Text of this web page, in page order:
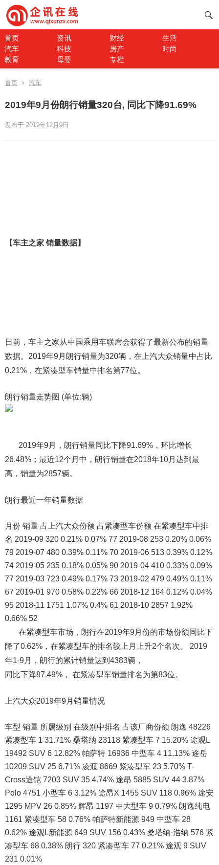
首页 资讯 财经
生活
汽车
科技 房产
时尚
教育
母婴 专栏
首页 汽车
2019年9月份朗行销量320台, 同比下降91.69%
发布于 2019年12月9日
【车主之家 销量数据】
日前，车主之家从中国乘用车联席会获得了最新公布的销量
数据。2019年9月朗行销量为320辆，在上汽大众销量中占比
0.21%，在紧凑型车销量中排名第77位。
朗行销量走势图 (单位:辆)
2019年9月，朗行销量同比下降91.69%，环比增长
26.48%；最近12个月中，朗行销量在2018年10月达到最
高，销量为2857辆。
朗行最近一年销量数据
月份 销量 占上汽大众份额 占紧凑型车份额 在紧凑型车中排
名 2019-09 320 0.21% 0.07% 77 2019-08 253 0.20% 0.06%
79 2019-07 480 0.39% 0.11% 70 2019-06 513 0.39% 0.12%
74 2019-05 235 0.18% 0.05% 90 2019-04 410 0.33% 0.09%
77 2019-03 723 0.49% 0.17% 73 2019-02 479 0.49% 0.11%
67 2019-01 970 0.58% 0.22% 66 2018-12 164 0.12% 0.04%
95 2018-11 1751 1.07% 0.4% 61 2018-10 2857 1.92%
0.66% 52
在紧凑型车市场，朗行在2019年9月份的市场份额同比下
降了0.62%，在紧凑型车的排名较上月上升2个名次。 2019
年1-9月，朗行的累计销量达到4383辆，
同比下降87.49%， 在紧凑型车销量排名为第83位。
上汽大众2019年9月销量情况
车型 销量 所属级别 在级别中排名 占该厂商份额 朗逸 48226
紧凑型车 1 31.71% 桑塔纳 23118 紧凑型车 7 15.20% 途观L
19492 SUV 6 12.82% 帕萨特 16936 中型车 4 11.13% 途岳
10209 SUV 25 6.71% 凌渡 8669 紧凑型车 23 5.70% T-
Cross途铠 7203 SUV 35 4.74% 途昂 5885 SUV 44 3.87%
Polo 4751 小型车 6 3.12% 途昂X 1455 SUV 118 0.96% 途安
1295 MPV 26 0.85% 辉昂 1197 中大型车 9 0.79% 朗逸纯电
1161 紧凑型车 58 0.76% 帕萨特新能源 949 中型车 28
0.62% 途观L新能源 649 SUV 156 0.43% 桑塔纳·浩纳 576 紧
凑型车 68 0.38% 朗行 320 紧凑型车 77 0.21% 途观 9 SUV
231 0.01%